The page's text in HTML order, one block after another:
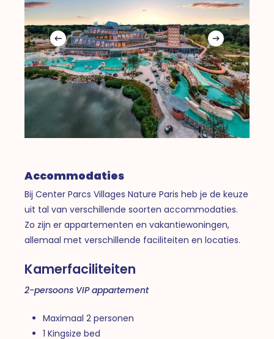
Accommodaties
Bij Center Parcs Villages Nature Paris heb je de keuze
uit tal van verschillende soorten accommodaties.
Zo zijn er appartementen en vakantiewoningen,
allemaal met verschillende faciliteiten en locaties.
Kamerfaciliteiten
2-persoons VIP appartement
Maximaal 2 personen
1 Kingsize bed